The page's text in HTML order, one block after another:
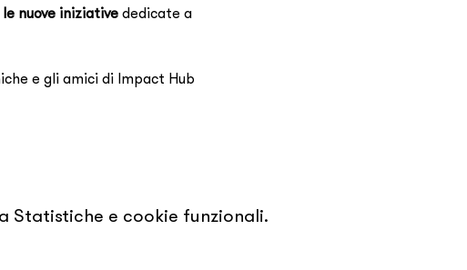
nuove iniziative dedicate a
e gli amici di Impact Hub
Statistiche e cookie funzionali.